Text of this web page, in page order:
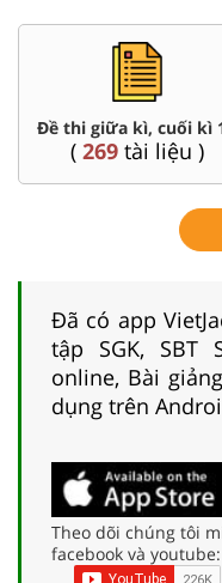
Giáo án word 11
(84tài liệu )
Đã có app
tập SGK, SBT
online, Bài
dụng trên
Theo dõi chúng tôi
facebook và youtube: